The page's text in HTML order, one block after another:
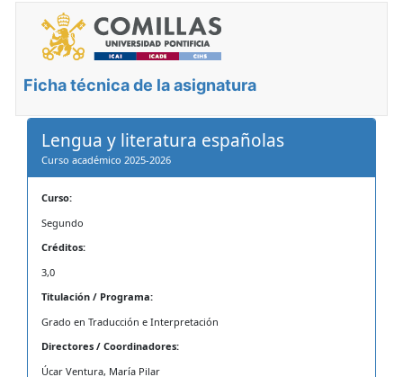
Ficha técnica de la asignatura
Lengua y literatura españolas
Curso académico 2025-2026
Curso:
Segundo
Créditos:
3,0
Titulación / Programa:
Grado en Traducción e Interpretación
Directores / Coordinadores:
Úcar Ventura, María Pilar